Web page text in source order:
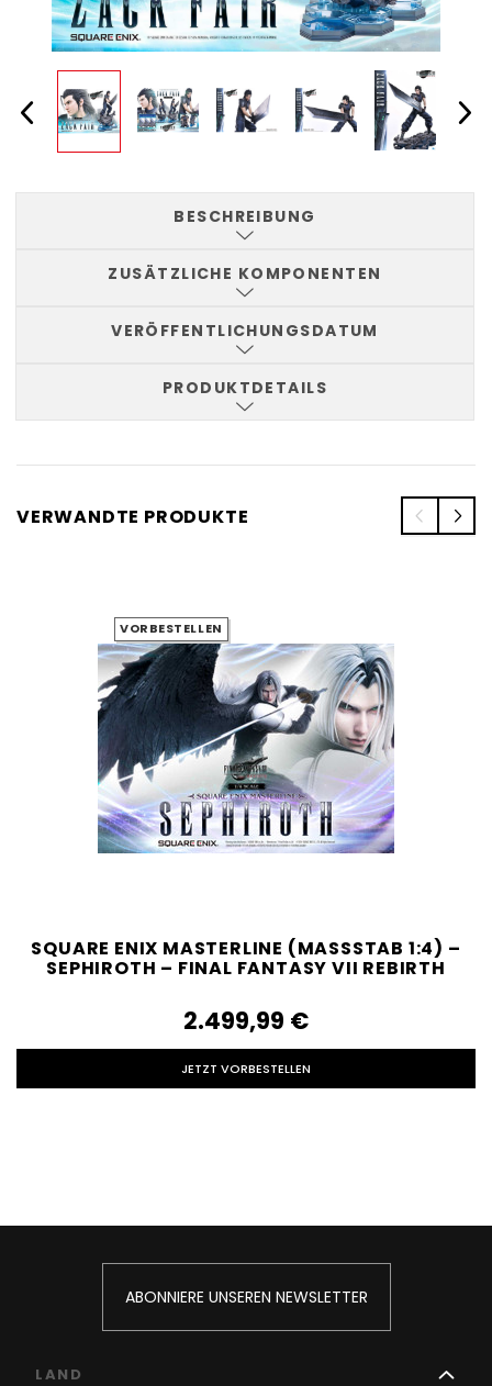
BESCHREIBUNG
ZUSÄTZLICHE KOMPONENTEN
VERÖFFENTLICHUNGSDATUM
PRODUKTDETAILS
VERWANDTE PRODUKTE
VORBESTELLEN
SQUARE ENIX MASTERLINE (MASSSTAB 1:4) – S
EPHIROTH – FINAL FANTASY VII REBIRTH
2.499,99‎ ‎€
JETZT VORBESTELLEN
ABONNIERE UNSEREN NEWSLETTER
LAND